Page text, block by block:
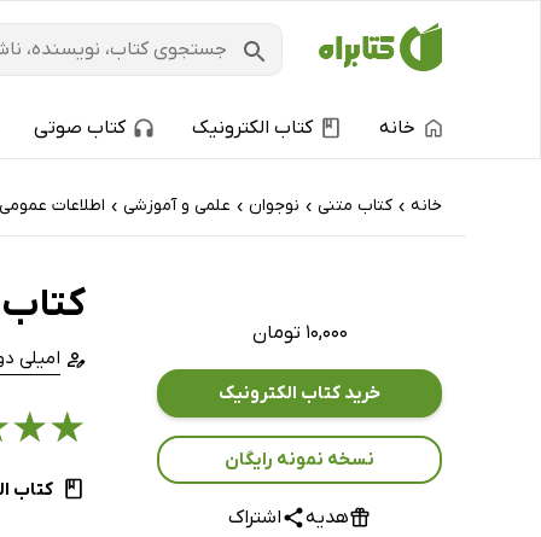
خانه کتاب الکترونیک کتاب صوتی
خانه › کتاب‌ متنی › نوجوان › علمی و آموزشی › اطلاعات عمومی
۱۰,۰۰۰ تومان
خرید کتاب الکترونیک
نسخه نمونه رایگان
هدیه اشتراک
کتاب
امیلی
★
★
کتاب